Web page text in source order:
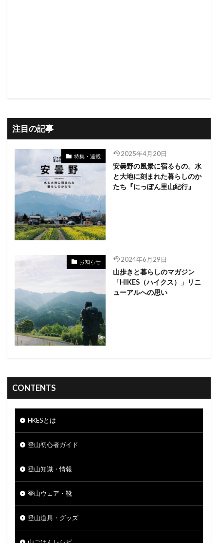
注目の記事
特集・連載 2025年4月20日
安曇野の風景に宿るもの。水
と大地に刻まれた暮らしのか
たち『にっぽん里山紀行』
お知らせ 2024年6月29日
山歩きと暮らしのマガジン
「HIKES（ハイクス）」リニ
ューアルへの思い
CONTENTS
HKESとは
登山初心者ガイド
登山知識・情報
登山ウェア・靴
登山道具・グッズ